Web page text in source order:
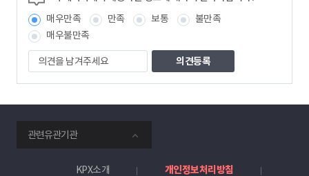
보
책
임
자
매우만족
만족 보통
불만족
매우불만족
의
견
을
겨
주
세
요
관련유관기관
KPX소개 개인정보처리방침